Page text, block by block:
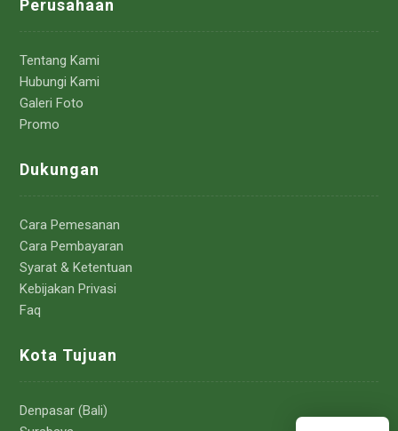
Perusahaan
Tentang Kami
Hubungi Kami
Galeri Foto
Promo
Dukungan
Cara Pemesanan
Cara Pembayaran
Syarat & Ketentuan
Kebijakan Privasi
Faq
Kota Tujuan
Denpasar (Bali)